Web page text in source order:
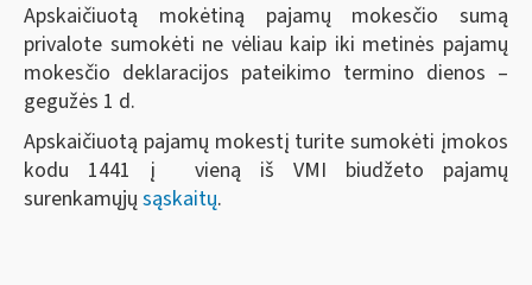
Apskaičiuotą mokėtiną pajamų mokesčio sumą
privalote sumokėti ne vėliau kaip iki metinės pajamų
mokesčio deklaracijos pateikimo termino dienos –
gegužės 1 d.
Apskaičiuotą pajamų mokestį turite sumokėti įmokos
kodu 1441 į vieną iš VMI biudžeto pajamų
surenkamųjų sąskaitų.